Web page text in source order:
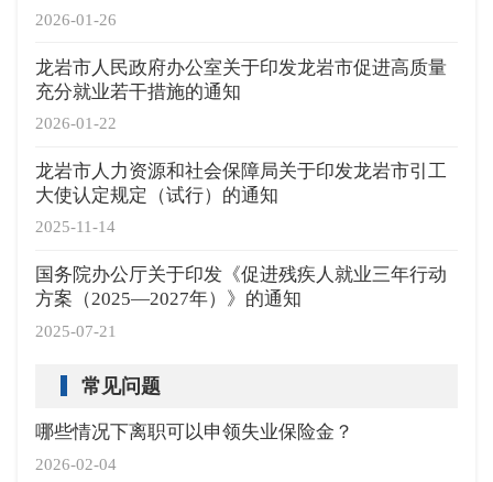
2026-01-26
2026-01-22
龙岩市人民政府办公室关于印发龙岩市促进高质量
充分就业若干措施的通知
2025-11-14
龙岩市人力资源和社会保障局关于印发龙岩市引工
大使认定规定（试行）的通知
2025-07-21
国务院办公厅关于印发《促进残疾人就业三年行动
方案（2025—2027年）》的通知
常见问题
2026-02-04
哪些情况下离职可以申领失业保险金？